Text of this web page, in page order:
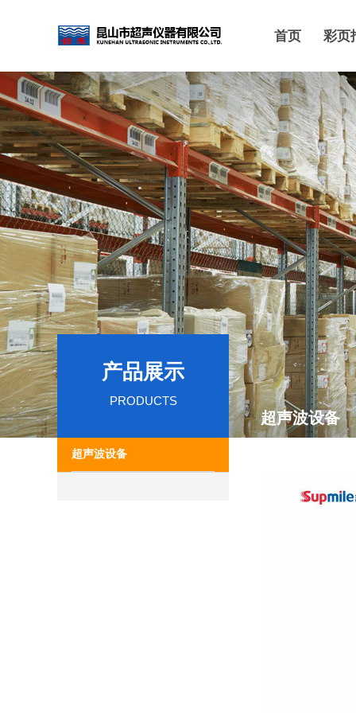
首页 彩页
产品展示
PRODUCTS
超声波设备
超声波设备